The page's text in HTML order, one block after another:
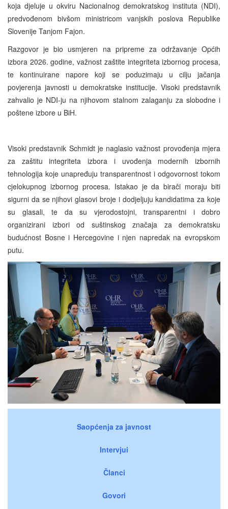
koja djeluje u okviru Nacionalnog demokratskog instituta (NDI),
predvođenom bivšom ministricom vanjskih poslova Republike
Slovenije Tanjom Fajon.
Razgovor je bio usmjeren na pripreme za održavanje Općih
izbora 2026. godine, važnost zaštite integriteta izbornog procesa,
te kontinuirane napore koji se poduzimaju u cilju jačanja
povjerenja javnosti u demokratske institucije. Visoki predstavnik
zahvalio je NDI-ju na njihovom stalnom zalaganju za slobodne i
poštene izbore u BiH.
Visoki predstavnik Schmidt je naglasio važnost provođenja mjera
za zaštitu integriteta izbora i uvođenja modernih izbornih
tehnologija koje unapređuju transparentnost i odgovornost tokom
cjelokupnog izbornog procesa. Istakao je da birači moraju biti
sigurni da se njihovi glasovi broje i dodjeljuju kandidatima za koje
su glasali, te da su vjerodostojni, transparentni i dobro
organizirani izbori od suštinskog značaja za demokratsku
budućnost Bosne i Hercegovine i njen napredak na evropskom
putu.
Saopćenja za javnost
Intervjui
Članci
Govori